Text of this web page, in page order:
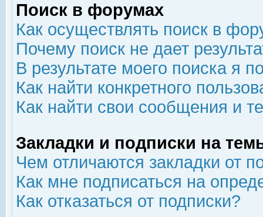
Поиск в форумах
Как осуществлять поиск в
Почему поиск не дает
В результате моего поиска я
Как найти конкретного
Как найти свои сообщения и
Закладки и подписки на
Чем отличаются закладки от
Как мне подписаться на
Как отказаться от подписки?